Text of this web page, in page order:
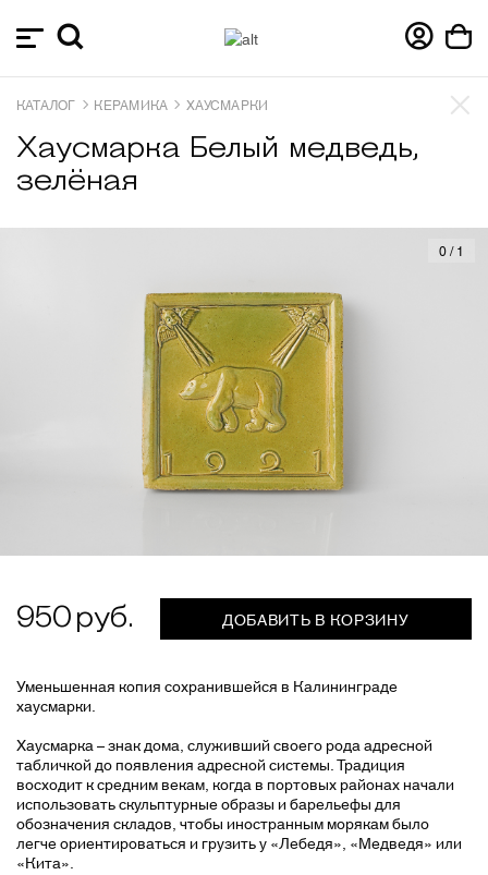
КАТАЛОГ КЕРАМИКА ХАУСМАРКИ
Хаусмарка Белый медведь,
зелёная
0/ 1
950 ДОБАВИТЬ В КОРЗИНУ
Уменьшенная копия сохранившейся в Калининграде
хаусмарки.
Хаусмарка – знак дома, служивший своего рода адресной
табличкой до появления адресной системы. Традиция
восходит к средним векам, когда в портовых районах начали
использовать скульптурные образы и барельефы для
обозначения складов, чтобы иностранным морякам было
легче ориентироваться и грузить у «Лебедя», «Медведя» или
«Кита».